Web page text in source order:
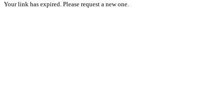
Your link has expired. Please request a new one.